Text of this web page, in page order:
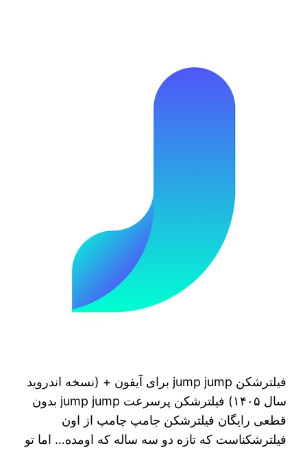
فیلترشکن jump jump برای آیفون + (نسخه اندروید
سال ۱۴۰۵) فیلترشکن پرسرعت jump jump بدون
قطعی رایگان فیلترشکن جامپ چامپ از اون
فیلترشکناست که تازه دو سه ساله که اومده… اما تو